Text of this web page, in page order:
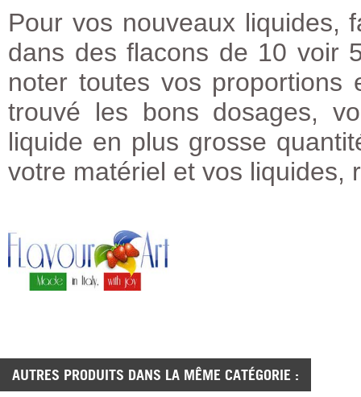
Pour vos nouveaux liquides,
dans des flacons de 10 voir
noter toutes vos proportions
trouvé les bons dosages,
liquide en plus grosse
votre matériel et vos liquides,
AUTRES PRODUITS DANS LA MÊME CATÉGORIE :